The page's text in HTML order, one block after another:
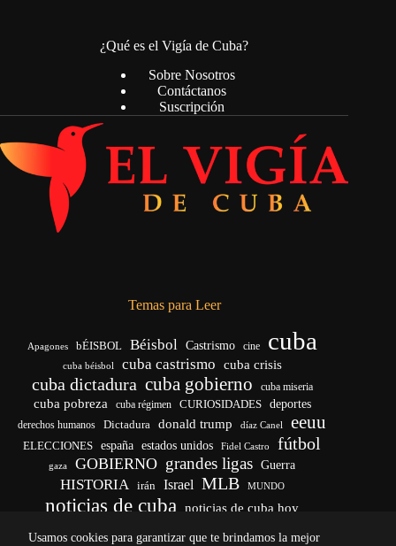
Usamos cookies para garantizar que te brindamos la mejor
¿Qué es el Vigía de Cuba?
Sobre Nosotros
Contáctanos
Suscripción
Temas para Leer
Apagones bÉISBOL Béisbol Castrismo cine cuba
cuba béisbol cuba castrismo cuba crisis
cuba dictadura cuba gobierno cuba miseria
cuba pobreza cuba régimen CURIOSIDADES deportes
derechos humanos Dictadura donald trump díaz Canel eeuu
ELECCIONES españa estados unidos Fidel Castro fútbol
gaza GOBIERNO grandes ligas Guerra
HISTORIA irán Israel MLB MUNDO
noticias de cuba
noticias de cuba hoy
vida yankees